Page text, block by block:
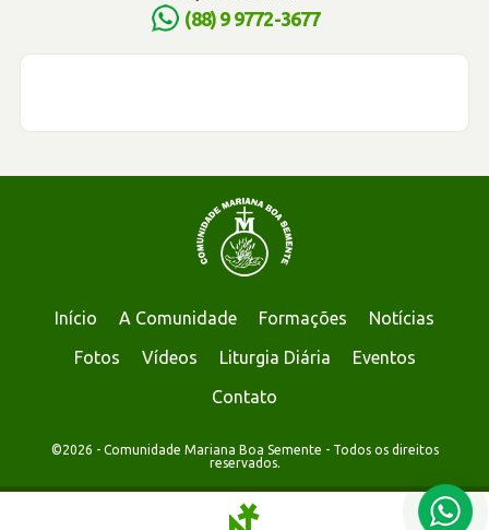
(88) 9 9772-3677
Início A Comunidade Formações
Notícias
Fotos
Vídeos Liturgia Diária
Eventos
Contato
©2026 - Comunidade Mariana Boa Semente - Todos os direitos
reservados.